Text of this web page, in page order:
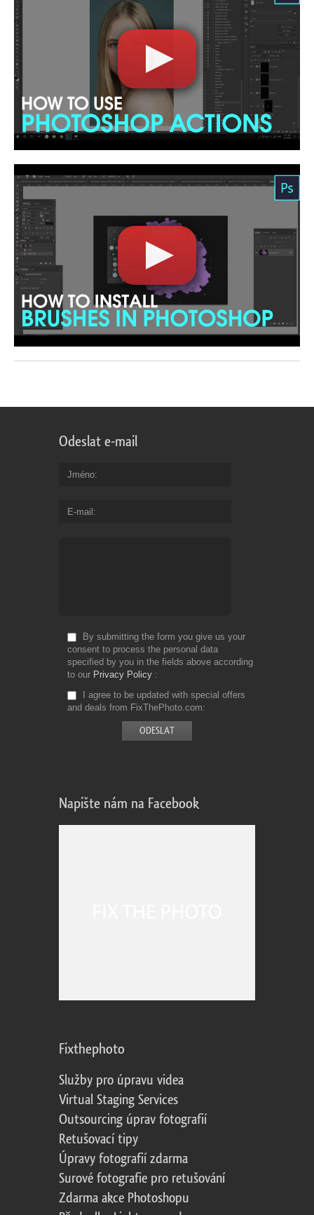
Odeslat e-mail
Jméno
E-mail
By submitting the form you give us your
consent to process the personal data
specified by you in the fields above according
to our Privacy Policy
I agree to be updated with special offers
and deals from FixThePhoto.com
Napište nám na Facebook
Fixthephoto
Služby pro úpravu videa
Virtual Staging Services
Outsourcing úprav fotografií
Retušovací tipy
Úpravy fotografií zdarma
Surové fotografie pro retušování
Zdarma akce Photoshopu